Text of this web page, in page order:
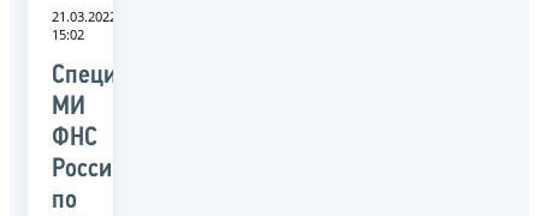
21.03.2022
15:02
Специалисты
МИ
ФНС
России
по